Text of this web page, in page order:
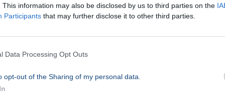
This information may also be disclosed by us to third parties on the
Participants that may further disclose it to other third parties.
Data Processing Opt Outs
opt-out of the Sharing of my personal data.
a csepeli és a ráckevei HÉV
és a vasúti kocsikhoz hasonlóan az első
von der Leyen, azEurópai Bizottság
16,4 milliárd eurós csomag komoly politikai